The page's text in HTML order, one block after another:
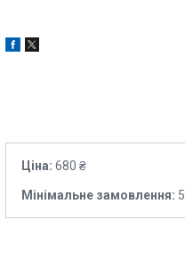
Ціна: 680 ₴
Мінімальне замовлення: